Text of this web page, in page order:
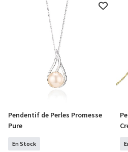
COMMANDER
Pendentif de Perles Promesse
Pure
En Stock